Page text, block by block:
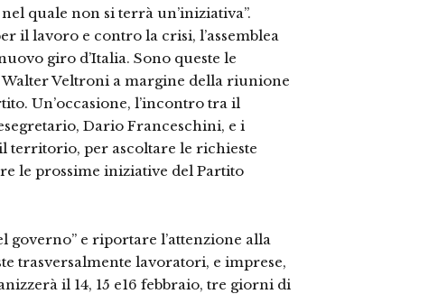
quale non si terrà un’iniziativa”.
il lavoro e contro la crisi, l’assemblea
giro d’Italia. Sono queste le
Veltroni a margine della riunione
Un’occasione, l’incontro tra il
Dario Franceschini, e i
territorio, per ascoltare le richieste
le prossime iniziative del Partito
governo” e riportare l’attenzione alla
trasversalmente lavoratori, e imprese,
il 14, 15 e16 febbraio, tre giorni di